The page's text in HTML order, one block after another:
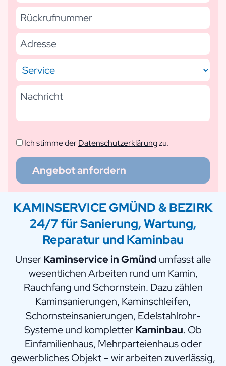
Ich stimme derDatenschutzerklärungzu.
Angebot anfordern
KAMINSERVICE GMÜND & BEZIRK
24/7 für Sanierung, Wartung,
Reparatur und Kaminbau
UnserKaminservice in Gmünd umfasst alle
wesentlichen Arbeiten rund um Kamin,
Rauchfang und Schornstein. Dazu zählen
Kaminsanierungen, Kaminschleifen,
Schornsteinsanierungen, Edelstahlrohr-
Systeme und kompletterKaminbau. Ob
Einfamilienhaus, Mehrparteienhaus oder
gewerbliches Objekt – wir arbeiten zuverlässig,